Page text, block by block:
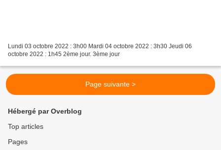
Lundi 03 octobre 2022 : 3h00 Mardi 04 octobre 2022 : 3h30 Jeudi 06
octobre 2022 : 1h45 2ème jour. 3ème jour
Page suivante >
Hébergé par Overblog
Top articles
Pages